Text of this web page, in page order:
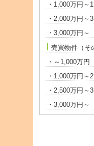
・1,000万円～
・2,000万円～
・3,000万円～
売買物件（そ
・～1,000万円
・1,000万円～
・2,500万円～
・3,000万円～